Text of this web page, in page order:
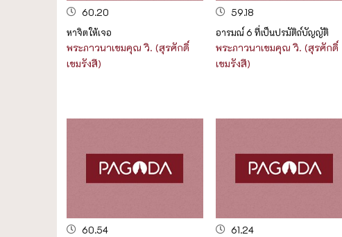
60.20
หาจิตให้เจอ
พระภาวนาเขมคุณ วิ. (สุรศักดิ์
เขมรังสี)
59.18
อารมณ์ 6 ที่เป็นปรมัติถ์บัญญัติ
พระภาวนาเขมคุณ วิ. (สุรศักดิ์
เขมรังสี)
60.54
61.24